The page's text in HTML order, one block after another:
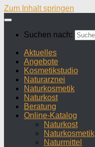
Zum Inhalt springen
Suchen nach:
Aktuelles
Angebote
Kosmetikstudio
Naturarznei
Naturkosmetik
Naturkost
Beratung
Online-Katalog
Naturkost
Naturkosmetik
Naturmittel